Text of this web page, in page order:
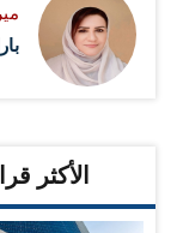
الأكثر